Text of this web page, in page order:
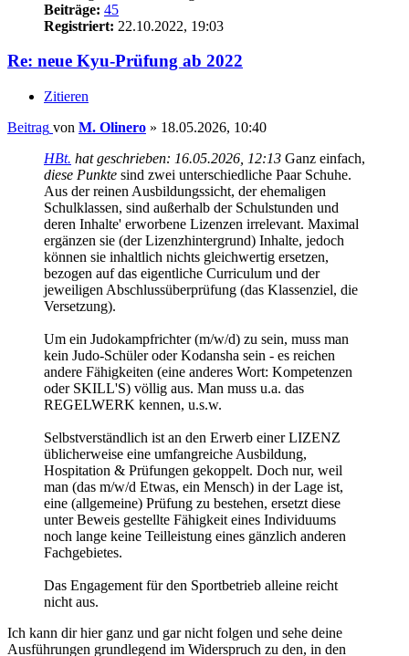
Beiträge: 45
Registriert: 22.10.2022, 19:03
Re: neue Kyu-Prüfung ab 2022
Zitieren
Beitrag von M. Olinero » 18.05.2026, 10:40
HBt. hat geschrieben: 16.05.2026, 12:13 Ganz einfach,
diese Punkte sind zwei unterschiedliche Paar Schuhe.
Aus der reinen Ausbildungssicht, der ehemaligen
Schulklassen, sind außerhalb der Schulstunden und
deren Inhalte' erworbene Lizenzen irrelevant. Maximal
ergänzen sie (der Lizenzhintergrund) Inhalte, jedoch
können sie inhaltlich nichts gleichwertig ersetzen,
bezogen auf das eigentliche Curriculum und der
jeweiligen Abschlussüberprüfung (das Klassenziel, die
Versetzung).
Um ein Judokampfrichter (m/w/d) zu sein, muss man
kein Judo-Schüler oder Kodansha sein - es reichen
andere Fähigkeiten (eine anderes Wort: Kompetenzen
oder SKILL'S) völlig aus. Man muss u.a. das
REGELWERK kennen, u.s.w.
Selbstverständlich ist an den Erwerb einer LIZENZ
üblicherweise eine umfangreiche Ausbildung,
Hospitation & Prüfungen gekoppelt. Doch nur, weil
man (das m/w/d Etwas, ein Mensch) in der Lage ist,
eine (allgemeine) Prüfung zu bestehen, ersetzt diese
unter Beweis gestellte Fähigkeit eines Individuums
noch lange keine Teilleistung eines gänzlich anderen
Fachgebietes.
Das Engagement für den Sportbetrieb alleine reicht
nicht aus.
Ich kann dir hier ganz und gar nicht folgen und sehe deine
Ausführungen grundlegend im Widerspruch zu den, in den